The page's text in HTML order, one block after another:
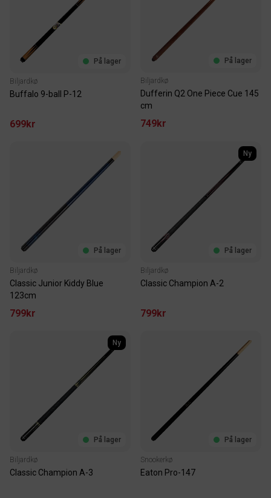
På lager
Biljardkø
Buffalo 9-ball P-12
699kr
På lager
Biljardkø
Dufferin Q2 One Piece Cue 145
cm
749kr
På lager
Biljardkø
Classic Junior Kiddy Blue
123cm
799kr
Ny
På lager
Biljardkø
Classic Champion A-2
799kr
Ny
På lager
Biljardkø
Classic Champion A-3
På lager
Snookerkø
Eaton Pro-147